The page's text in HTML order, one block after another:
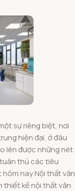
sự riêng biệt, nơi
hiện đại, ở đâu
lên được những nét
thủ các tiêu
nay Nội thất văn
thiết kế nội thất văn